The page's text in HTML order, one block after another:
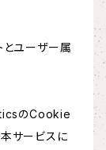
ユーザー属
のCookie
本サービスに